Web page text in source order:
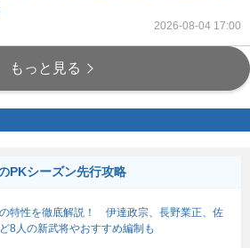
2026-08-04 17:00
もっと見る
PKシーズン先行攻略
特性を徹底解説！ 伊達政宗、長野業正、佐
8人の新武将やおすすめ編制も